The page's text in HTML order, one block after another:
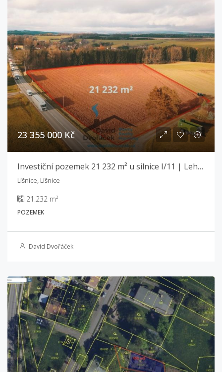
23 355 000 Kč
Investiční pozemek 21 232 m² u silnice I/11 | Lehká výroba a sklady | Líšnice
Líšnice, Líšnice
21.232 m²
POZEMEK
David Dvořáček